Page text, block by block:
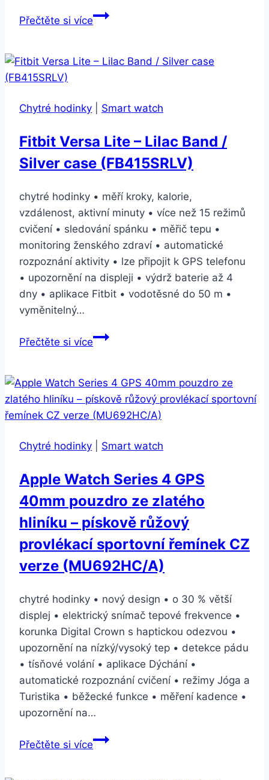
Přečtěte si víceApple
chrpově
–
(MV2X2ZM/A)
Chytré hodinky Smart watch
Fitbit Versa Lite – Lilac Band /
Silver case (FB415SRLV)
chytré hodinky • měří kroky, kalorie,
vzdálenost, aktivní minuty • více než 15 režimů
cvičení • sledování spánku • měřič tepu •
monitoring ženského zdraví • automatické
rozpoznání aktivity • lze připojit k GPS telefonu
• upozornění na displeji • výdrž baterie až 4
dny • aplikace Fitbit • vodotěsné do 50 m •
vyměnitelný…
Přečtěte si víceFitbit
–
Lilac
Band
Silver
(FB415SRLV)
Chytré hodinky Smart watch
Apple Watch Series 4 GPS
40mm pouzdro ze zlatého
hliníku – pískově růžový
provlékací sportovní řemínek CZ
verze (MU692HC/A)
chytré hodinky • nový design • o 30 % větší
displej • elektrický snímač tepové frekvence •
korunka Digital Crown s haptickou odezvou •
upozornění na nízký/vysoký tep • detekce pádu
• tísňové volání • aplikace Dýchání •
automatické rozpoznání cvičení • režimy Jóga a
Turistika • běžecké funkce • měření kadence •
upozornění na…
Přečtěte si víceApple